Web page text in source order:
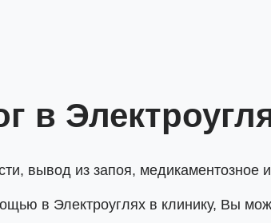
в
вывод из запоя, медикаментозное
в Электроуглях в клинику, Вы